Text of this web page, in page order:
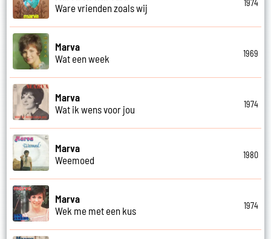
Ware vrienden zoals wij
1974
Marva
Wat een week
1969
Marva
Wat ik wens voor jou
1974
Marva
Weemoed
1980
Marva
Wek me met een kus
1974